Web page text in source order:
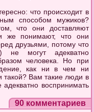
что происходит в
способом мужиков?
что они доставляют
же понимают, что они
друзьями, потому что
могут адекватно
человека. Но при
как ни в чем ни
такой? Вам такие люди в
воспринимать
90 комментариев